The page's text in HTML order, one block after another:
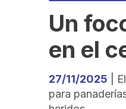
Un
en el
27/11/2025 |
para